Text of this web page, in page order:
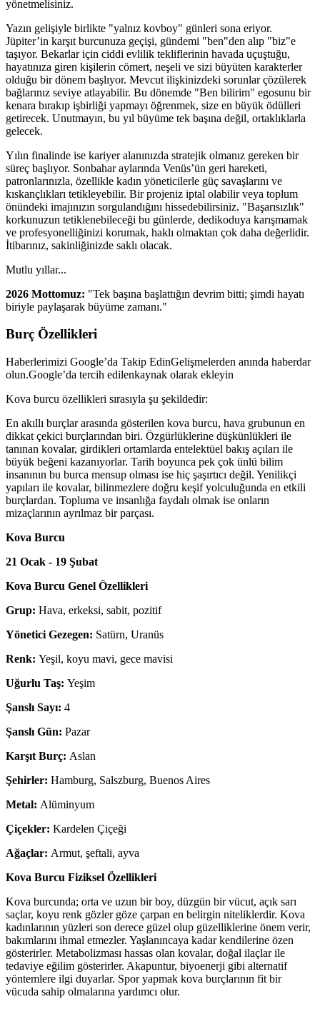
yönetmelisiniz.
Yazın gelişiyle birlikte "yalnız kovboy" günleri sona eriyor.
Jüpiter’in karşıt burcunuza geçişi, gündemi "ben"den alıp "biz"e
taşıyor. Bekarlar için ciddi evlilik tekliflerinin havada uçuştuğu,
hayatınıza giren kişilerin cömert, neşeli ve sizi büyüten karakterler
olduğu bir dönem başlıyor. Mevcut ilişkinizdeki sorunlar çözülerek
bağlarınız seviye atlayabilir. Bu dönemde "Ben bilirim" egosunu bir
kenara bırakıp işbirliği yapmayı öğrenmek, size en büyük ödülleri
getirecek. Unutmayın, bu yıl büyüme tek başına değil, ortaklıklarla
gelecek.
Yılın finalinde ise kariyer alanınızda stratejik olmanız gereken bir
süreç başlıyor. Sonbahar aylarında Venüs’ün geri hareketi,
patronlarınızla, özellikle kadın yöneticilerle güç savaşlarını ve
kıskançlıkları tetikleyebilir. Bir projeniz iptal olabilir veya toplum
önündeki imajınızın sorgulandığını hissedebilirsiniz. "Başarısızlık"
korkunuzun tetiklenebileceği bu günlerde, dedikoduya karışmamak
ve profesyonelliğinizi korumak, haklı olmaktan çok daha değerlidir.
İtibarınız, sakinliğinizde saklı olacak.
Mutlu yıllar...
2026 Mottomuz: "Tek başına başlattığın devrim bitti; şimdi hayatı
biriyle paylaşarak büyüme zamanı."
Burç Özellikleri
Haberlerimizi Google’da Takip EdinGelişmelerden anında haberdar
olun.Google’da tercih edilenkaynak olarak ekleyin
Kova burcu özellikleri sırasıyla şu şekildedir:
En akıllı burçlar arasında gösterilen kova burcu, hava grubunun en
dikkat çekici burçlarından biri. Özgürlüklerine düşkünlükleri ile
tanınan kovalar, girdikleri ortamlarda entelektüel bakış açıları ile
büyük beğeni kazanıyorlar. Tarih boyunca pek çok ünlü bilim
insanının bu burca mensup olması ise hiç şaşırtıcı değil. Yenilikçi
yapıları ile kovalar, bilinmezlere doğru keşif yolculuğunda en etkili
burçlardan. Topluma ve insanlığa faydalı olmak ise onların
mizaçlarının ayrılmaz bir parçası.
Kova Burcu
21 Ocak - 19 Şubat
Kova Burcu Genel Özellikleri
Grup: Hava, erkeksi, sabit, pozitif
Yönetici Gezegen: Satürn, Uranüs
Renk: Yeşil, koyu mavi, gece mavisi
Uğurlu Taş: Yeşim
Şanslı Sayı: 4
Şanslı Gün: Pazar
Karşıt Burç: Aslan
Şehirler: Hamburg, Salszburg, Buenos Aires
Metal: Alüminyum
Çiçekler: Kardelen Çiçeği
Ağaçlar: Armut, şeftali, ayva
Kova Burcu Fiziksel Özellikleri
Kova burcunda; orta ve uzun bir boy, düzgün bir vücut, açık sarı
saçlar, koyu renk gözler göze çarpan en belirgin niteliklerdir. Kova
kadınlarının yüzleri son derece güzel olup güzelliklerine önem verir,
bakımlarını ihmal etmezler. Yaşlanıncaya kadar kendilerine özen
gösterirler. Metabolizması hassas olan kovalar, doğal ilaçlar ile
tedaviye eğilim gösterirler. Akapuntur, biyoenerji gibi alternatif
yöntemlere ilgi duyarlar. Spor yapmak kova burçlarının fit bir
vücuda sahip olmalarına yardımcı olur.